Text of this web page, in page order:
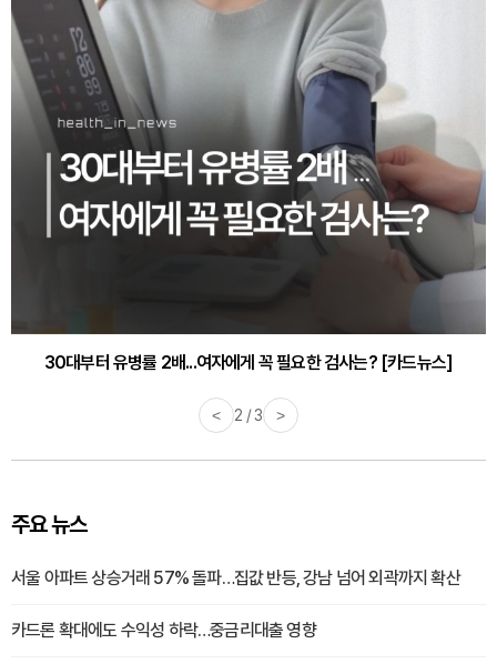
30대부터 유병률 2배...여자에게 꼭 필요한 검사는? [카드뉴스]
감기·독감 예방하고 면역력 높이는 4가지 영양제 [카드뉴스]
< 2 / 3 >
주요 뉴스
서울 아파트 상승거래 57% 돌파…집값 반등, 강남 넘어 외곽까지 확산
카드론 확대에도 수익성 하락…중금리대출 영향